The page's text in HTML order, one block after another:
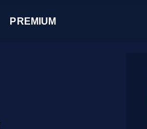
PREMIUM